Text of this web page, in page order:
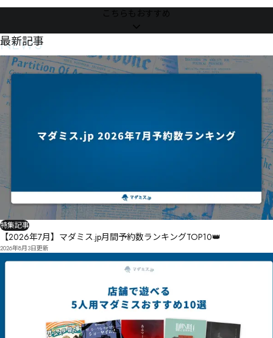
㊭㋷㌋㌬㋭椼㊉㊥冣圉㊕冟喌偓楹㋐孁㋜㋜㊥㊻㊾㋨㊼㋕㊲㋃㊞㋉㋃㉞懚㋎錃驩㊯㋑㊷㋩裀灜痬㋫譢
㋜㋑㌉戄㋸窞紁琽扐㋵㌑㋒㌛㊓葽萍㋼尉巧鵰瞸㌞導巬寄瞽㌇冺㌄㌈㌒榤鉶㌔㍯㎔㎜㍳㌯蒴圠㋺㋱㌻
㌳㌠㍅茒㌂㌉㍊㌟㋽㍅㌩㌜㊿攋莼㌫㌋㌖㍌㌰㌘㌴㎀㎐㍭㎍㍺㌶搘慴㋑㎮㎉㌹鶽㍂溰冻寭㍇幥瞁遠冖
㌵㍡㍌㌨㌬㋤
㌸㍔剃垩㋪蓔哱㍚旮㍒̤檊㍟贮旓垵㎇❖嬫樥❚故樨❞抉噈蓩嗕禅㍭呯颏㍚㎒㎒樵ȑ㍩㍫㍣趽㍼㎑㍾㍜㎁㎢
㍟㎞㎀㍛ȡ❼抦噥橽刓㍪㍼㎭㎄㎁楥㎒㎤蔐嗼禬㎔咖颶㎁㎹㎹橜ȸ圽儼ȼ㎬㎝晥㏁唾㎊㏅挀貽㎉㎀㏊㍂
㎔㎰㏺㏽㐋㐦㎶㎲㎔㎴㎖敲碲秒㎺岵煂㎡㍔㐆㑑㐶肙凞拥㏜圝嗼荢坪届㏇甒挥㏎撃摘斌㎳讴㏸㏶㏑㎰
㏌㍰
㐔㑏㐲㏢宨檢㐈㎃峫廉鹒碚坆㏰峱廏岧碠㏪劝㏧㏫㏊㏦槊㏷㑶㑂㒈㑕㎛㎐旛檾㐤㎟崇掼㐄鎺胹員㏦怌
㏕㐴㐣㑖㐟㐵㐹㐦㐯㏓
朰毐㐢嶢㑖㑤㑂㏜橊鏷㑉藉澚㑳堈彽㐽㑰踢曇㐴㑫㑴㑭㑶㑕嗨㑕㐿㑼㏴㑆㒀㑤协跿㑢劄㑕㑕㑧轣忝㑪
鐣腢㑛㑼㑑㑥㑩㑦㑨㒖㔅㔆㔇㐏㑫㑦㑶㑮㒀勩㑿㒗絔壸㑷㑺㒈嵢豨㑩漿㐤㒈樯㒫㑮㒏㒏㒉㒍㑷㒴㐬
㑧㒞㑞㒻㓫縡㓈㒻㑥炾㒩㓹㓎杩㓊抚㓵㓪㓄㓍㑼
㑽杳㓔护㔀㓠㒄
㒅㔾㕗㓾囯㔈㓽㓗㓠㒏
㒐囷㔑㓱㒕
㒖緉騃㓻瀉叢㔒墛㔝㓪㔒㓬㓵㒤
㒥㓤囨㓨㔡㔁㔅㔳㔏㓭㔫Υ㒲
㕌㖇㕪為㔮趴樞㔝螕㓵帥據㔜叏㔙㔝㓼㔘㔍㔣㕎輭㔿㕈㕌㓂㓎梷坭卩魡㔵㔧㕊㔵滵鳤㔤㔴㔓㔯㕤㔪㕖
㔾㔙㔡϶㔵㕥㔦㕋㕨㕃縜驖㕲㗜㗝㗞ϥϦ㓳㕏穹㕸㕶㕶㓮㕕㕝㔳㔸爯镕縱姕㕣㗅㖼㖣㖝㕆縹驳㖏㕢㖊㕗㕠
㕪㕇㕊轁輆㕓㕊㖇㖔㕶㗃㗴㗑㖼㘃㗁㕫㕡㔕殃锰㖂㕢坦矉叕㕼㖪㖆㕣㕦羛焹㖑㖢㖣撲塱㖠㔫
撸塷㖙㖙㖻㖙㔳夷蜞㖁癗轏奅㖠鯚㖒㖢㖁㖝轻栠㖍苜㕈圾㖫㖓㖭㕉卉泤坅㗗㖬㗁㖺翑㖴锎㗒㖠瘍踘㖰
㗣㕛芪憛㕝㕩奨㗪㖵㗭㗁纡髛㗷囿㖾㗇圂粉㕸㗚桮㗏厪㖼逡㗜㗡㖿㗝㖺㖽瘱㗤郪遑㗈鱃节㖁粟砰吼㗲
㗿㘁理绯㗯棞㘈㗮㗲㗤㘌㗲㗯㗿㗲㗶㗳㖗
㙧㚌㙣㘽㙂㙥㘉毡埛㘏辺钬㗰圍㗵㘑㗬㘈㘫㖬毮芨埅㙁欤禷㘋㘾㘢㘠㗂㙙㙜㘚㘽㙎㘤哗㘡㘞敌㗎㘪㘎
㗐㚉㚦㙵㘩㙌㙝㘶哦㘰㘴㘮氒㗞㘺㘞㘫㘠邂毥㘿㘦㘴㗜婄峏㘩㙨㗬泡唰㘼㘲㙰ԽԾԿ㗶㙒鹛鑅㙿銥㙒㙖
こちらもおすすめ
NEWS
最新記事
特集記事
【2026年7月】マダミス.jp月間予約数ランキングTOP10👑
2026年8月3日更新